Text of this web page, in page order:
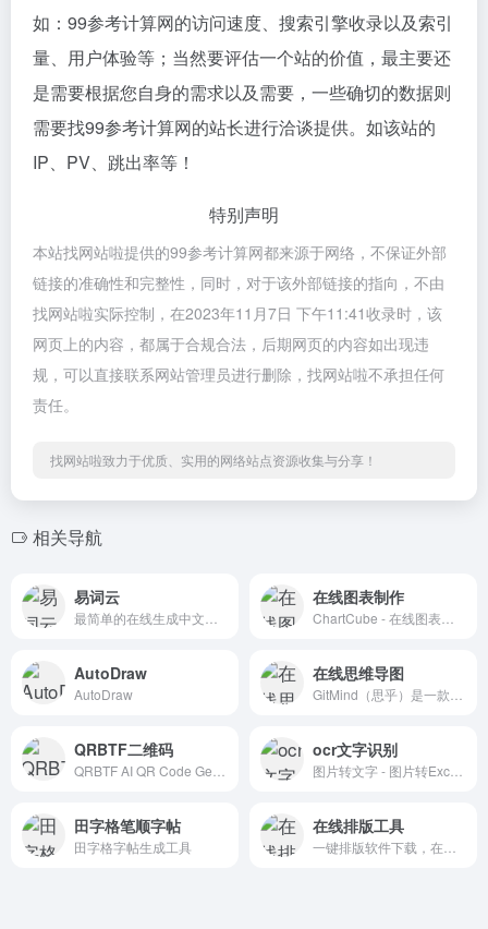
如：99参考计算网的访问速度、搜索引擎收录以及索引
量、用户体验等；当然要评估一个站的价值，最主要还
是需要根据您自身的需求以及需要，一些确切的数据则
需要找99参考计算网的站长进行洽谈提供。如该站的
IP、PV、跳出率等！
特别声明
本站找网站啦提供的99参考计算网都来源于网络，不保证外部
链接的准确性和完整性，同时，对于该外部链接的指向，不由
找网站啦实际控制，在2023年11月7日 下午11:41收录时，该
网页上的内容，都属于合规合法，后期网页的内容如出现违
规，可以直接联系网站管理员进行删除，找网站啦不承担任何
责任。
找网站啦致力于优质、实用的网络站点资源收集与分享！
相关导航
易词云 在线图表制作
AutoDraw
AutoDraw
在线思维导图
QRBTF二维码 ocr文字识别
田字格笔顺字帖
田字格字帖生成工具
在线排版工具